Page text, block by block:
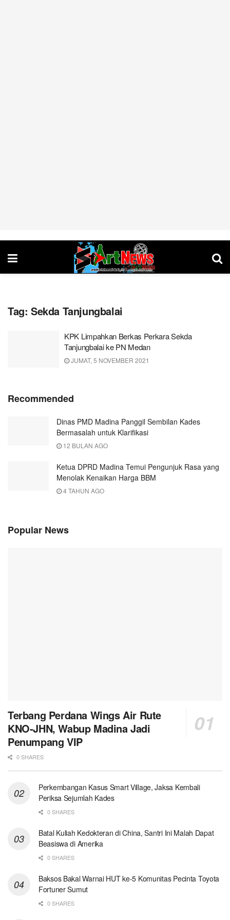
Tag: Sekda Tanjungbalai
KPK Limpahkan Berkas Perkara Sekda
Tanjungbalai ke PN Medan
JUMAT, 5 NOVEMBER 2021
Recommended
Dinas PMD Madina Panggil Sembilan Kades
Bermasalah untuk Klarifikasi
12 BULAN AGO
Ketua DPRD Madina Temui Pengunjuk Rasa yang
Menolak Kenaikan Harga BBM
4 TAHUN AGO
Popular News
Terbang Perdana Wings Air Rute
KNO-JHN, Wabup Madina Jadi
Penumpang VIP
0 SHARES
Perkembangan Kasus Smart Village, Jaksa Kembali
Periksa Sejumlah Kades
0 SHARES
Batal Kuliah Kedokteran di China, Santri Ini Malah Dapat
Beasiswa di Amerika
0 SHARES
Baksos Bakal Warnai HUT ke-5 Komunitas Pecinta Toyota
Fortuner Sumut
0 SHARES